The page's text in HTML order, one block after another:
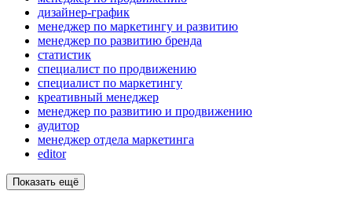
дизайнер-график
менеджер по маркетингу и развитию
менеджер по развитию бренда
статистик
специалист по продвижению
специалист по маркетингу
креативный менеджер
менеджер по развитию и продвижению
аудитор
менеджер отдела маркетинга
editor
Показать ещё